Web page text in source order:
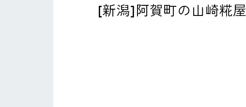
[新潟]阿賀町の山崎糀屋